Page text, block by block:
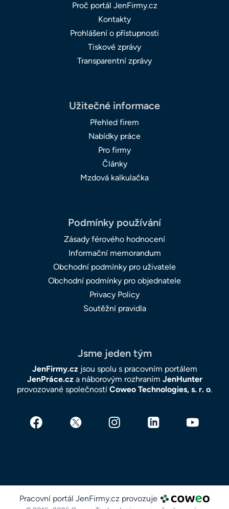
Proč portál JenFirmy.cz
Kontakty
Prohlášení o přístupnosti
Tiskové zprávy
Transparentní zprávy
Užitečné informace
Přehled firem
Nabídky práce
Pro firmy
Články
Mzdová kalkulačka
Podmínky používání
Zásady férového hodnocení
Informační memorandum
Obchodní podmínky pro uživatele
Obchodní podmínky pro objednatele
Privacy Policy
Soutěžní pravidla
Jsme jeden tým
JenFirmy.czjsou spolu s pracovním portálem
JenPráce.cza náborovým rozhraním JenHunter
provozované společností Coweo Technologies, s. r. o.
Pracovní portál JenFirmy.cz provozuje